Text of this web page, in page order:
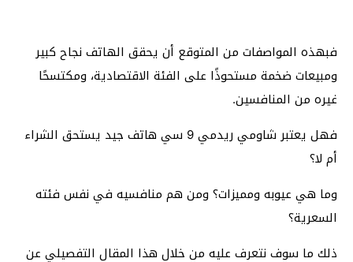
فبهذه المواصفات من المتوقع أن يحقق الهاتف نجاح كبير
ومبيعات ضخمة مستحوذًا على الفئة الاقتصادية، ومكتسحًا
غيره من المنافسين.
فهل يعتبر شاومي ريدمي 9 سي هاتف جيد يستحق الشراء
أم لا؟
وما هي عيوبه ومميزات؟ ومن هم منافسيه في نفس فئته
السعرية؟
ذلك ما سوف نتعرف عليه من خلال هذا المقال التفصيلي عن